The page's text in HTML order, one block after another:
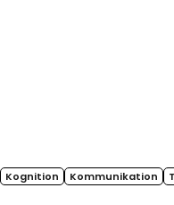
Kognition Kommunikation